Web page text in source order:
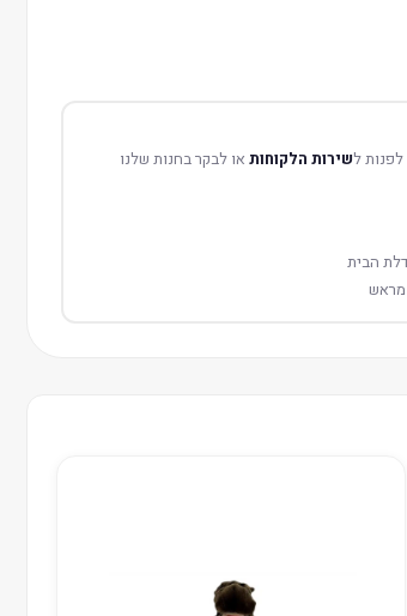
לשירות הלקוחותאו לבקר בחנות שלנו
הבית